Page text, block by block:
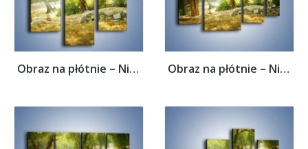
Obraz na płótnie – Niedzielny spacer pod... Obraz na płótnie – Niedzielny spacer pod...